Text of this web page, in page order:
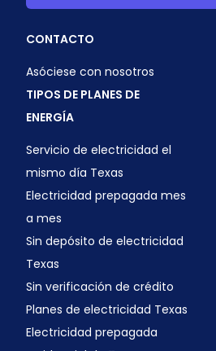
CONTACTO
Asóciese con nosotros
TIPOS DE PLANES DE
ENERGÍA
Servicio de electricidad el
mismo día Texas
Electricidad prepagada mes
a mes
Sin depósito de electricidad
Texas
Sin verificación de crédito
Planes de electricidad Texas
Electricidad prepagada